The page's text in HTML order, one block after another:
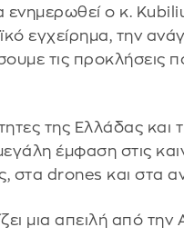
ενημερωθεί ο κ.
εγχείρημα, την
τις προκλήσεις
της Ελλάδας και
έμφαση στις
στα drones και στα
μια απειλή από την